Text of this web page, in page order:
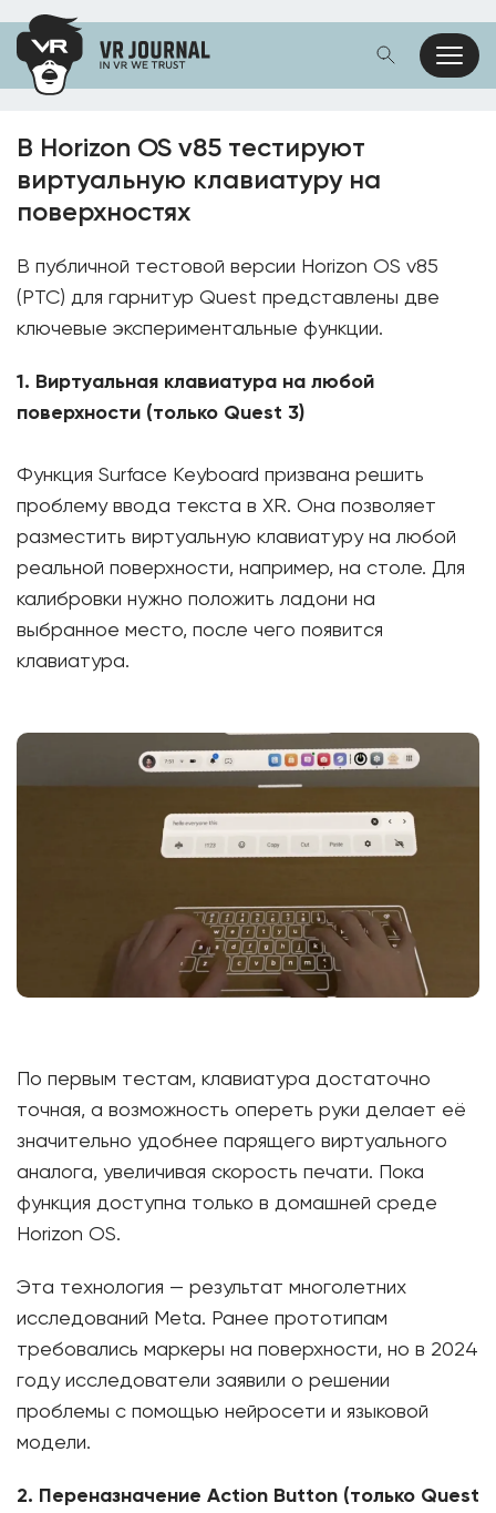
В Horizon OS v85 тестируют
виртуальную клавиатуру на
поверхностях
В публичной тестовой версии Horizon OS v85
(PTC) для гарнитур Quest представлены две
ключевые экспериментальные функции.
1. Виртуальная клавиатура на любой
поверхности (только Quest 3)
Функция Surface Keyboard призвана решить
проблему ввода текста в XR. Она позволяет
разместить виртуальную клавиатуру на любой
реальной поверхности, например, на столе. Для
калибровки нужно положить ладони на
выбранное место, после чего появится
клавиатура.
По первым тестам, клавиатура достаточно
точная, а возможность опереть руки делает её
значительно удобнее парящего виртуального
аналога, увеличивая скорость печати. Пока
функция доступна только в домашней среде
Horizon OS.
Эта технология — результат многолетних
исследований Meta. Ранее прототипам
требовались маркеры на поверхности, но в 2024
году исследователи заявили о решении
проблемы с помощью нейросети и языковой
модели.
2. Переназначение Action Button (только Quest